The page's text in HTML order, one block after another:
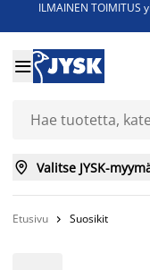
ILMAINEN

 Valitse JYSK-
Etusivu  Suosikit